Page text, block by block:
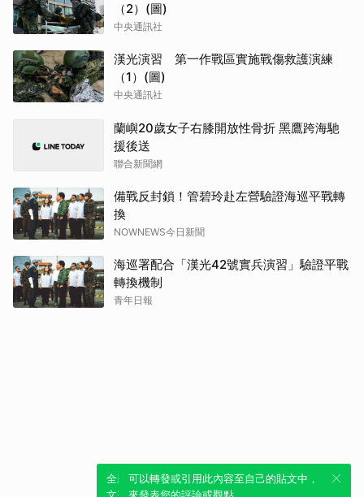
（2）(圖)
中央通訊社
漢光演習 第一作戰區實施戰傷救護演練
（1）(圖)
中央通訊社
蘭嶼20歲女子右膝開放性骨折 黑鷹跨海馳
援後送
聯合新聞網
備戰反封鎖！管碧玲赴左營驗證海巡平戰轉
換
NOWNEWS今日新聞
海巡署配合「漢光42號實兵演習」驗證平戰
轉換機制
青年日報
全新體驗！一鍵引用此內容，透過發布貼
可以轉發或引用此內容至自己的貼文中，